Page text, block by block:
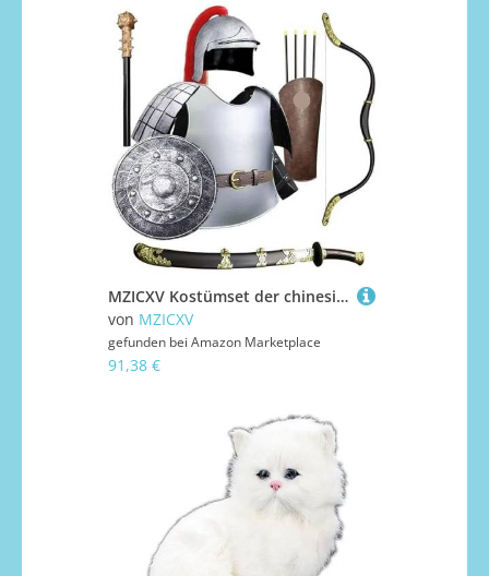
MZICXV Kostümset der chinesischen kaiserlichen Garde for, Rollenspiel-Outfit for Jungen im Stil eines Kriegers der Ming-Dynastie, Kostümspielzeug(Height80-130CM)
von MZICXV
gefunden bei Amazon Marketplace
91,38 €